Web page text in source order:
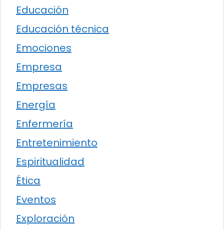
Educación
Educación técnica
Emociones
Empresa
Empresas
Energía
Enfermería
Entretenimiento
Espiritualidad
Ética
Eventos
Exploración